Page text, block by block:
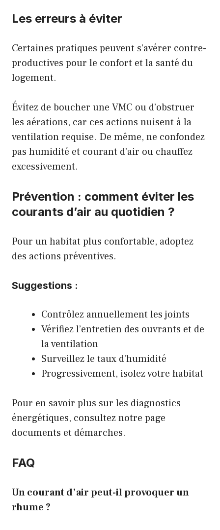
Les erreurs à éviter
Certaines pratiques peuvent s’avérer contre-
productives pour le confort et la santé du
logement.
Évitez de boucher une VMC ou d’obstruer
les aérations, car ces actions nuisent à la
ventilation requise. De même, ne confondez
pas humidité et courant d’air ou chauffez
excessivement.
Prévention : comment éviter les
courants d’air au quotidien ?
Pour un habitat plus confortable, adoptez
des actions préventives.
Suggestions :
Contrôlez annuellement les joints
Vérifiez l’entretien des ouvrants et de
la ventilation
Surveillez le taux d’humidité
Progressivement, isolez votre habitat
Pour en savoir plus sur les diagnostics
énergétiques, consultez notre page
documents et démarches.
FAQ
Un courant d’air peut-il provoquer un
rhume ?